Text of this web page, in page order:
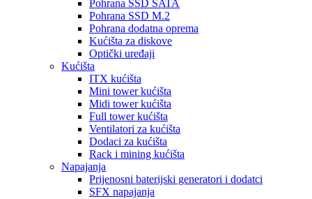
Pohrana SSD SATA
Pohrana SSD M.2
Pohrana dodatna oprema
Kućišta za diskove
Optički uređaji
Kućišta
ITX kućišta
Mini tower kućišta
Midi tower kućišta
Full tower kućišta
Ventilatori za kućišta
Dodaci za kućišta
Rack i mining kućišta
Napajanja
Prijenosni baterijski generatori i dodatci
SFX napajanja